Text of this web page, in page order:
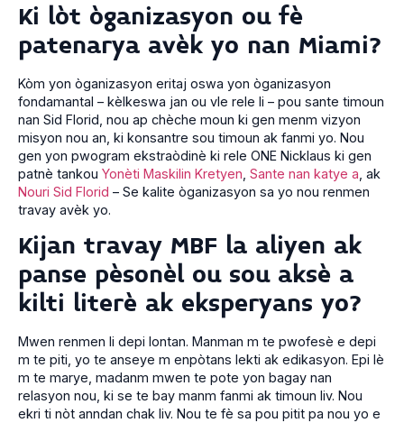
Ki lòt òganizasyon ou fè
patenarya avèk yo nan Miami?
Kòm yon òganizasyon eritaj oswa yon òganizasyon
fondamantal – kèlkeswa jan ou vle rele li – pou sante timoun
nan Sid Florid, nou ap chèche moun ki gen menm vizyon
misyon nou an, ki konsantre sou timoun ak fanmi yo. Nou
gen yon pwogram ekstraòdinè ki rele ONE Nicklaus ki gen
patnè tankou Yonèti Maskilin Kretyen Sante nan katye a , ak
Nouri Sid Florid – Se kalite òganizasyon sa yo nou renmen
travay avèk yo.
Kijan travay MBF la aliyen ak
panse pèsonèl ou sou aksè a
kilti literè ak eksperyans yo?
Mwen renmen li depi lontan. Manman m te pwofesè e depi
m te piti, yo te anseye m enpòtans lekti ak edikasyon. Epi lè
m te marye, madanm mwen te pote yon bagay nan
relasyon nou, ki se te bay manm fanmi ak timoun liv. Nou
ekri ti nòt anndan chak liv. Nou te fè sa pou pitit pa nou yo e